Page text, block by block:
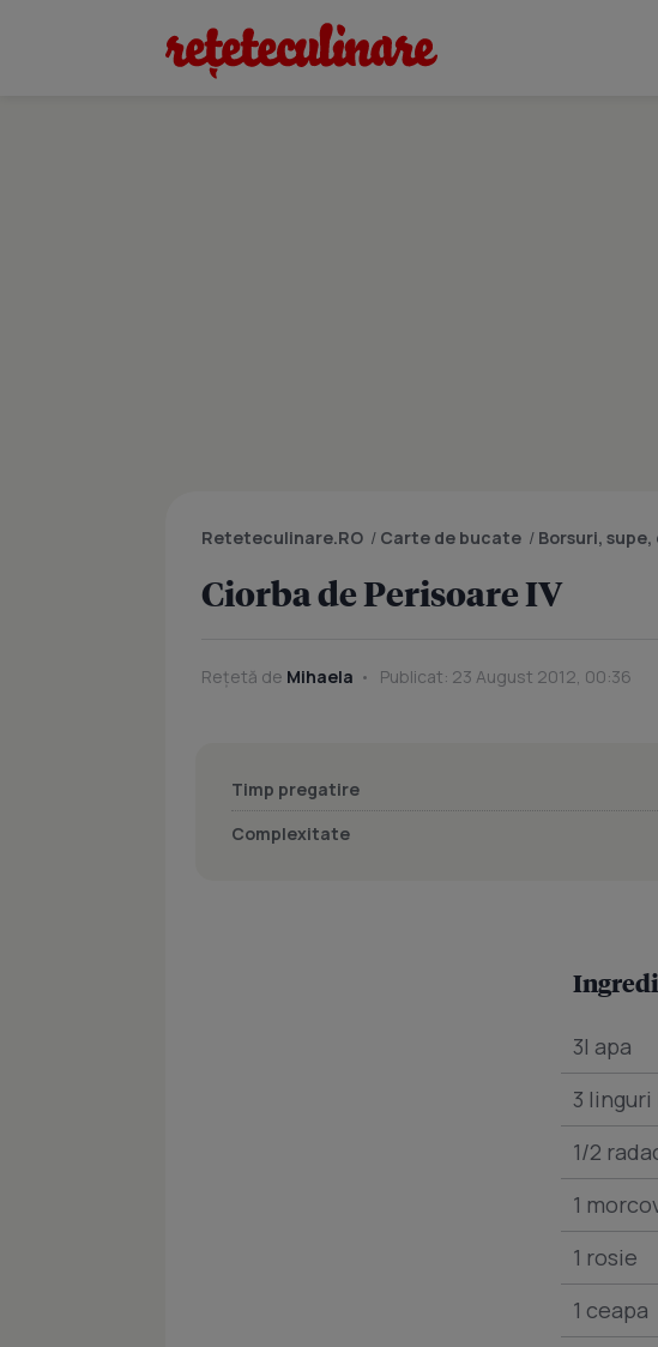
Reteteculinare.RO / Carte de bucate / Borsuri,
Ciorba de Perisoare IV
Rețetă de Mihaela Publicat: 23 August 2012, 00:36
Timp pregatire
Complexitate
3l apa
3 linguri
1/2
1
1 rosie
1 ceapa